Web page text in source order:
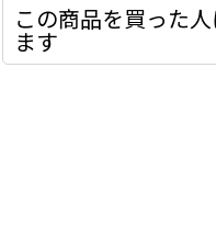
この商品を買った
ます